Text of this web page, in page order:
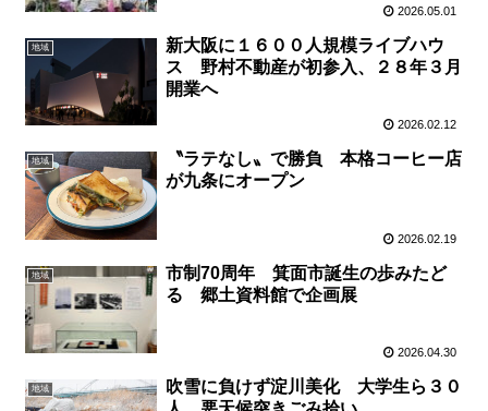
2026.05.01
地域
新大阪に１６００人規模ライブハウ
ス 野村不動産が初参入、２８年３月
開業へ
2026.02.12
地域
〝ラテなし〟で勝負 本格コーヒー店
が九条にオープン
2026.02.19
地域
市制70周年 箕面市誕生の歩みたど
る 郷土資料館で企画展
2026.04.30
地域
吹雪に負けず淀川美化 大学生ら３０